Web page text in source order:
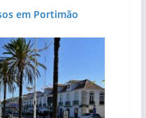
em Portimão